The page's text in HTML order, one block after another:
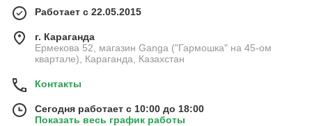
Работает с 22.05.2015
г. Караганда
Ермекова 52, магазин Ganga ("Гармошка" на 45-ом
квартале), Караганда, Казахстан
Контакты
Сегодня работает с 10:00 до 18:00
Показать весь график работы